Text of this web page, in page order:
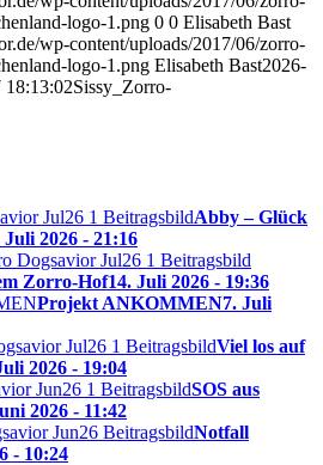
logo-1.png 0 0 Elisabeth Bast
wp-content/uploads/2017/06/zorro-
logo-1.png Elisabeth Bast2026-
18:13:02Sissy_Zorro-
Abby – Glück
Juli 2026 - 21:16
Zorro-Hof14. Juli 2026 - 19:36
Projekt ANKOMMEN7. Juli
Viel los auf
2026 - 19:04
SOS aus
2026 - 11:42
Notfall
- 10:24